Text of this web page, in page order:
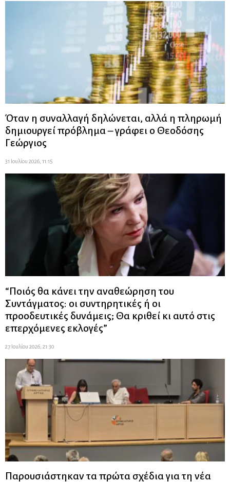
Όταν η συναλλαγή δηλώνεται, αλλά η πληρωμή
δημιουργεί πρόβλημα – γράφει ο Θεοδόσης
Γεώργιος
31 Ιουλίου 2026, 11:15
“Ποιός θα κάνει την αναθεώρηση του
Συντάγματος: οι συντηρητικές ή οι
προοδευτικές δυνάμεις; Θα κριθεί κι αυτό στις
επερχόμενες εκλογές”
27 Ιουλίου 2026, 21:30
Παρουσιάστηκαν τα πρώτα σχέδια για τη νέα